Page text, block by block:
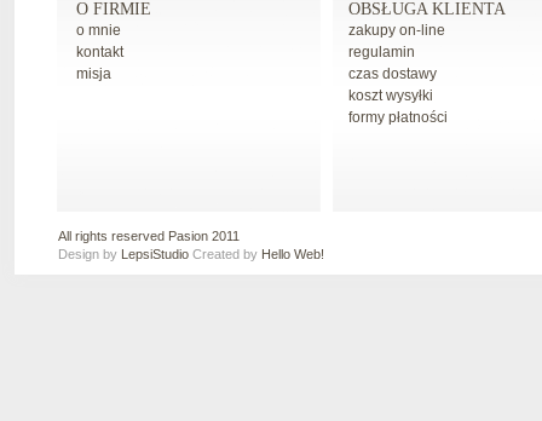
O FIRMIE
o mnie
kontakt
misja
OBSŁUGA KLIENTA
zakupy on-line
regulamin
czas dostawy
koszt wysyłki
formy płatności
All rights reserved Pasion 2011
Design by LepsiStudio Created by Hello Web!